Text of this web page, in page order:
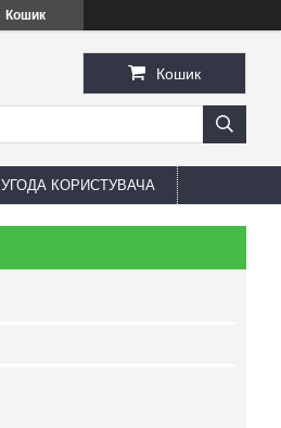
Кошик
Кошик
УГОДА КОРИСТУВАЧА